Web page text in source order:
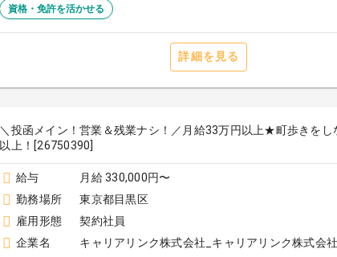
資格・免許を活かせる
詳細を見る
＼投函メイン！営業＆残業ナシ！／月給33万円以上★町歩きを
以上！[26750390]
給与
月給 330,000円〜
勤務場所
東京都目黒区
雇用形態
契約社員
企業名
キャリアリンク株式会社_キャリアリンク株式会